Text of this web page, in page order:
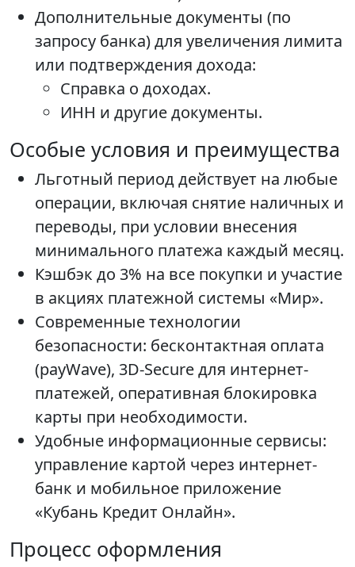
Дополнительные документы (по
запросу банка) для увеличения лимита
или подтверждения дохода:
Справка о доходах.
ИНН и другие документы.
Особые условия и преимущества
Льготный период действует на любые
операции, включая снятие наличных и
переводы, при условии внесения
минимального платежа каждый месяц.
Кэшбэк до 3% на все покупки и участие
в акциях платежной системы «Мир».
Современные технологии
безопасности: бесконтактная оплата
(payWave), 3D-Secure для интернет-
платежей, оперативная блокировка
карты при необходимости.
Удобные информационные сервисы:
управление картой через интернет-
банк и мобильное приложение
«Кубань Кредит Онлайн».
Процесс оформления